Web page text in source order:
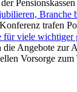
Branche
trafen
für viele wichtiger
die Angebote zur
Vorsorge